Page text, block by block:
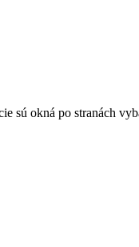
sú okná po stranách